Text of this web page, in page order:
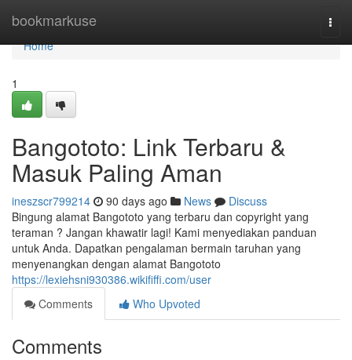
bookmarkuse
Home
Home
1
Bangototo: Link Terbaru &
Masuk Paling Aman
ineszscr799214 90 days ago News
Discuss
Bingung alamat Bangototo yang terbaru dan copyright yang
teraman ? Jangan khawatir lagi! Kami menyediakan panduan
untuk Anda. Dapatkan pengalaman bermain taruhan yang
menyenangkan dengan alamat Bangototo
https://lexiehsni930386.wikififfi.com/user
Comments
Who Upvoted
Comments